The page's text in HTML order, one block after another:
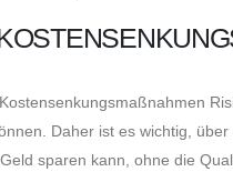
Daher ist es wichtig,
sparen kann, ohne die